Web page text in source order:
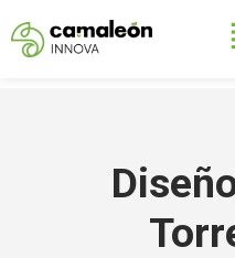
Saltar